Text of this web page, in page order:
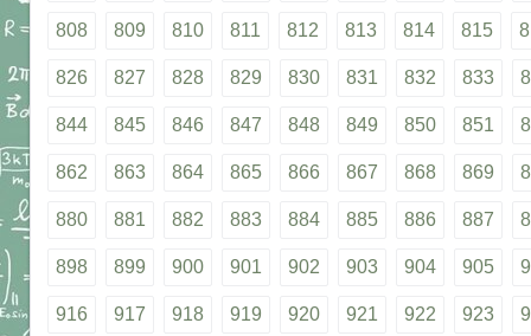
808 809 810 811 812 813 814 815
826 827 828 829 830 831 832 833
844 845 846 847 848 849 850 851
862 863 864 865 866 867 868 869
880 881 882 883 884 885 886 887
898 899 900 901 902 903 904 905
916 917 918 919 920 921 922 923